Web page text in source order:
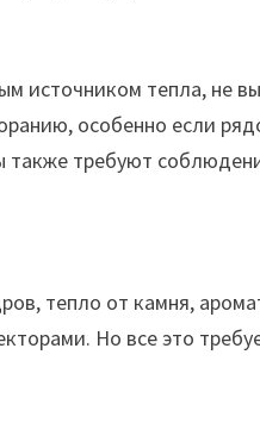
источником тепла, не
особенно если
требуют
тепло от камня,
Но все это